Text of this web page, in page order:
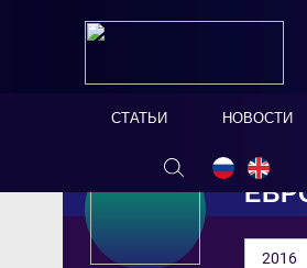
СТАТЬИ НОВОСТИ
2016